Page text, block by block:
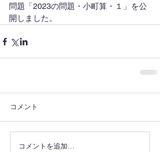
問題「2023の問題・小町算・１」を公
開しました。
コメント
コメントを追加…